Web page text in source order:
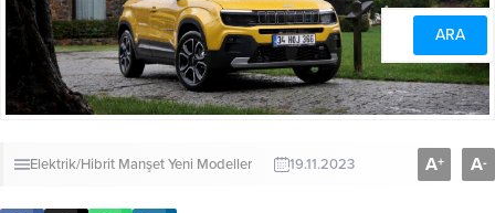
Elektrik/Hibrit ManşetYeni Modeller 19.11.2023 A+ A-